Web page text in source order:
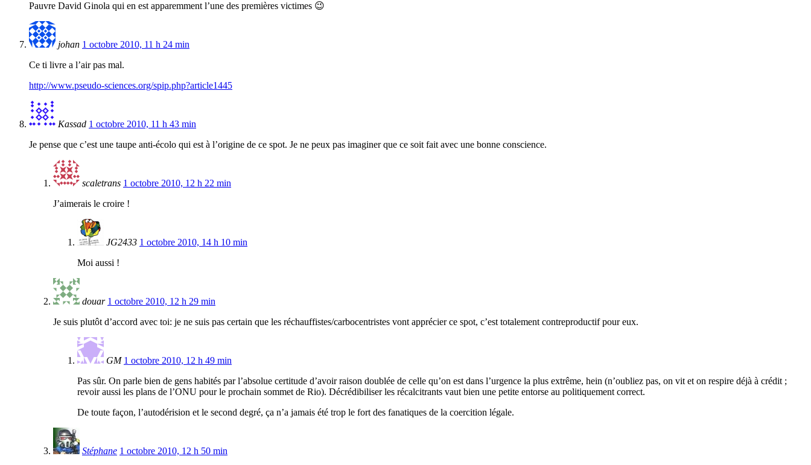
Pauvre David Ginola qui en est apparemment l’une des premières victimes 😉
johan 1 octobre 2010, 11 h 24 min
Ce ti livre a l’air pas mal.
http://www.pseudo-sciences.org/spip.php?article1445
Kassad 1 octobre 2010, 11 h 43 min
Je pense que c’est une taupe anti-écolo qui est à l’origine de ce spot. Je ne peux pas imaginer que ce soit fait avec une bonne conscience.
scaletrans 1 octobre 2010, 12 h 22 min
J’aimerais le croire !
JG2433 1 octobre 2010, 14 h 10 min
Moi aussi !
douar 1 octobre 2010, 12 h 29 min
Je suis plutôt d’accord avec toi: je ne suis pas certain que les réchauffistes/carbocentristes vont apprécier ce spot, c’est totalement contreproductif pour eux.
GM 1 octobre 2010, 12 h 49 min
Pas sûr. On parle bien de gens habités par l’absolue certitude d’avoir raison doublée de celle qu’on est dans l’urgence la plus extrême, hein (n’oubliez pas, on vit et on respire déjà à crédit ;
revoir aussi les plans de l’ONU pour le prochain sommet de Rio). Décrédibiliser les récalcitrants vaut bien une petite entorse au politiquement correct.
De toute façon, l’autodérision et le second degré, ça n’a jamais été trop le fort des fanatiques de la coercition légale.
Stéphane 1 octobre 2010, 12 h 50 min